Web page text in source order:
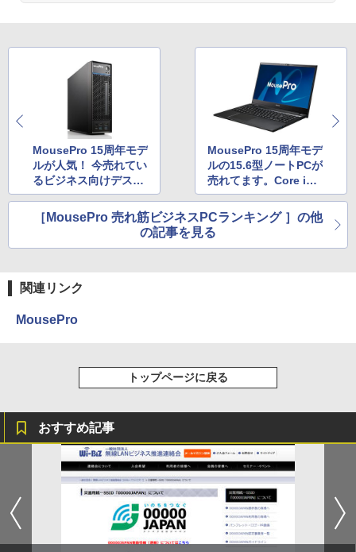
MousePro 15周年モデ
ルが人気！ 今売れてい
るビジネス向けデスク
トップPCはコレだ
MousePro 15周年モデ
ルの15.6型ノートPCが
売れてます。Core i7
搭載、メモリ16GB標
準で178,200円
［MousePro 売れ筋ビジネスPCランキング ］の他
の記事を見る
関連リンク
MousePro
トップページに戻る
おすすめ記事